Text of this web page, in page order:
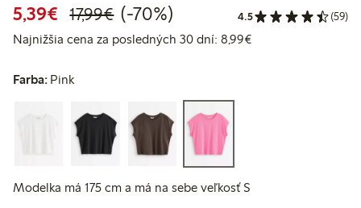
5,39€ Zvýhodnená cena: 5,39 €
17,99€Bežná cena: 17,99 €
70% zľava
(-70%) 4.5 (59)
Najnižšia cena za posledných 30 dní: 8,99€Najnižšia cena za
Farba: Pink
Modelka má 175 cm a má na sebe veľkosť S